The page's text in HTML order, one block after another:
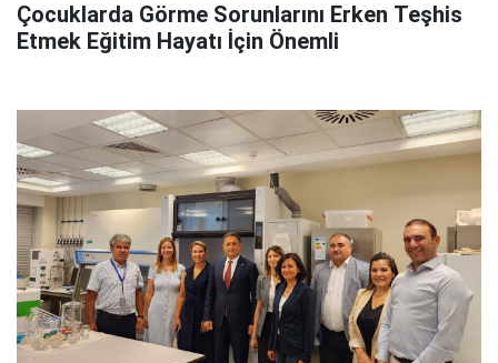
Çocuklarda Görme Sorunlarını Erken Teşhis
Etmek Eğitim Hayatı İçin Önemli